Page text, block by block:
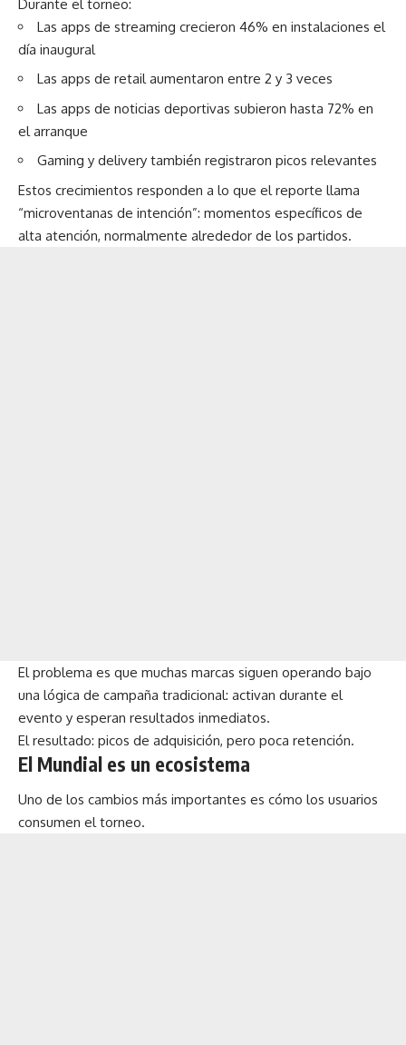
Durante el torneo:
Las apps de streaming crecieron 46% en instalaciones el
día inaugural
Las apps de retail aumentaron entre 2 y 3 veces
Las apps de noticias deportivas subieron hasta 72% en
el arranque
Gaming y delivery también registraron picos relevantes
Estos crecimientos responden a lo que el reporte llama
“microventanas de intención”: momentos específicos de
alta atención, normalmente alrededor de los partidos.
El problema es que muchas marcas siguen operando bajo
una lógica de campaña tradicional: activan durante el
evento y esperan resultados inmediatos.
El resultado: picos de adquisición, pero poca retención.
El Mundial es un ecosistema
Uno de los cambios más importantes es cómo los usuarios
consumen el torneo.